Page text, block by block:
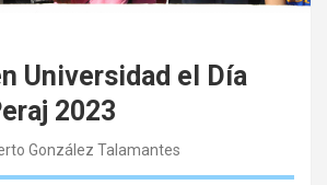
Universidad el Día
2023
González Talamantes